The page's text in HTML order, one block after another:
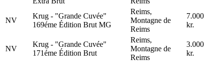
NV
Krug - "Grande Cuvée"
169éme Édition Brut MG
Reims,
Montagne de
Reims
7.000
kr.
NV
Krug - "Grande Cuvée"
171éme Édition Brut
Reims,
Montagne de
Reims
3.000
kr.